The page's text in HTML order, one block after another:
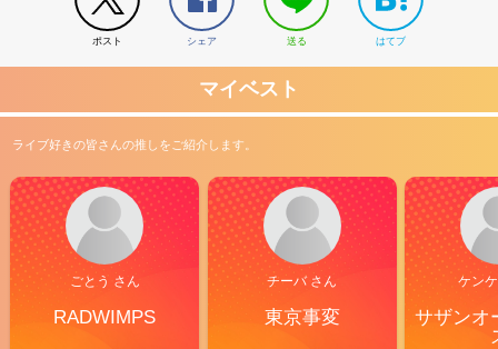
ポスト シェア 送る はてブ
マイベスト
ライブ好きの皆さんの推しをご紹介します。
ごとう さん
RADWIMPS
チーバ さん
東京事変
ケン
サザンオ